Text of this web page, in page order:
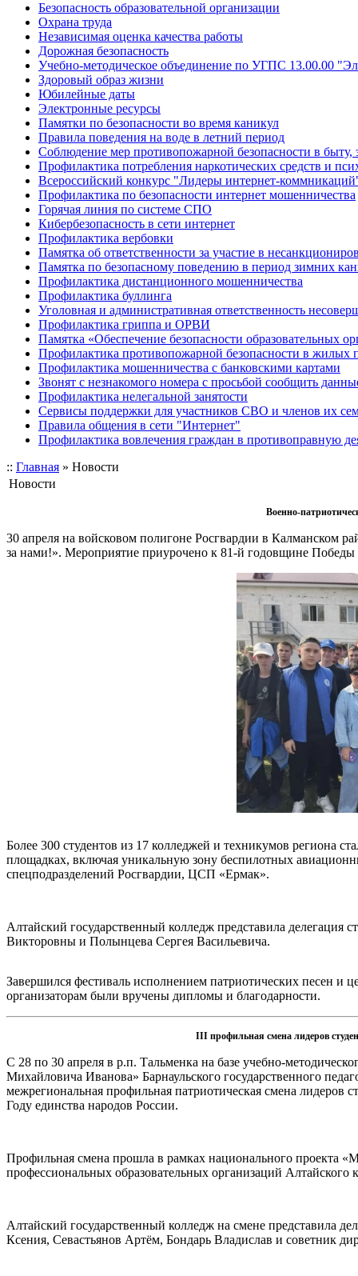
Безопасность образовательной организации
Охрана труда
Независимая оценка качества работы
Дорожная безопасность
Учебно-методическое объединение по УГПС 13.00.00
Здоровый образ жизни
Юбилейные даты
Электронные ресурсы
Памятки по безопасности во время каникул
Правила поведения на воде в летний период
Соблюдение мер противопожарной безопасности в быту,
Профилактика потребления наркотических средств и
Всероссийский конкурс "Лидеры интернет-
Профилактика по безопасности интернет мошенничества
Горячая линия по системе СПО
Кибербезопасность в сети интернет
Профилактика вербовки
Памятка об ответственности за участие в
Памятка по безопасному поведению в период зимних
Профилактика дистанционного мошенничества
Профилактика буллинга
Уголовная и административная ответственность
Профилактика гриппа и ОРВИ
Памятка «Обеспечение безопасности образовательных
Профилактика противопожарной безопасности в жилых
Профилактика мошенничества с банковскими картами
Звонят с незнакомого номера с просьбой сообщить
Профилактика нелегальной занятости
Сервисы поддержки для участников СВО и членов их
Правила общения в сети "Интернет"
Профилактика вовлечения граждан в противоправную
:: Главная » Новости
Новости
Военно-
30 апреля на войсковом полигоне Росгвардии в Калманском
за нами!». Мероприятие приурочено к 81-й годовщине
Более 300 студентов из 17 колледжей и техникумов региона
площадках, включая уникальную зону беспилотных
спецподразделений Росгвардии, ЦСП «Ермак».
Алтайский государственный колледж представила делегация
Викторовны и Полынцева Сергея Васильевича.
Завершился фестиваль исполнением патриотических песен и
организаторам были вручены дипломы и благодарности.
III профильная смена лидеров
С 28 по 30 апреля в р.п. Тальменка на базе учебно-
Михайловича Иванова» Барнаульского государственного
межрегиональная профильная патриотическая смена лидеров
Году единства народов России.
Профильная смена прошла в рамках национального проекта
профессиональных образовательных организаций
Алтайский государственный колледж на смене представила
Ксения, Севастьянов Артём, Бондарь Владислав и советник